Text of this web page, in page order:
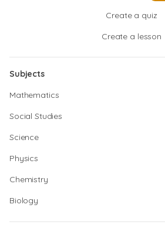
Create a quiz
Create a lesson
Subjects
Mathematics
Social Studies
Science
Physics
Chemistry
Biology